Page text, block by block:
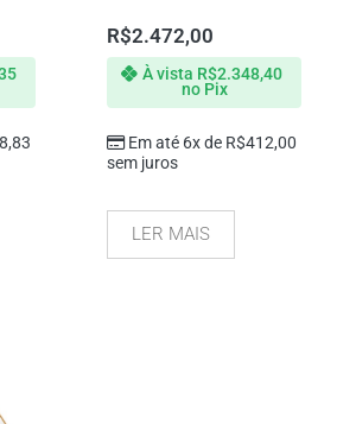
R$2.472,00
Em até 6x de R$412,00
sem juros
À vista R$2.348,40
no Pix
LER MAIS